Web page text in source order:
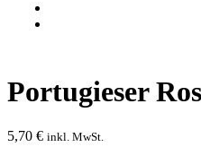
Portugieser
5,70 € inkl. MwSt.